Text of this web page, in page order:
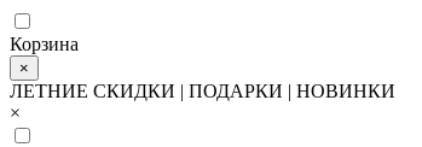
Корзина
×
ЛЕТНИЕ СКИДКИ | ПОДАРКИ | НОВИНКИ
×